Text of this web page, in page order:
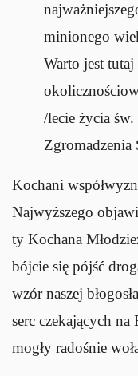
minionego
Warto jest
/lecie życia
Zgromadzenia
Kochani
Najwyższego
ty Kochana
bójcie się pójść
wzór naszej
serc czekających
mogły radośnie